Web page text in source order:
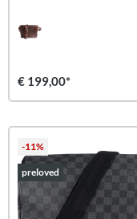
€ 199,00*
-11%
preloved